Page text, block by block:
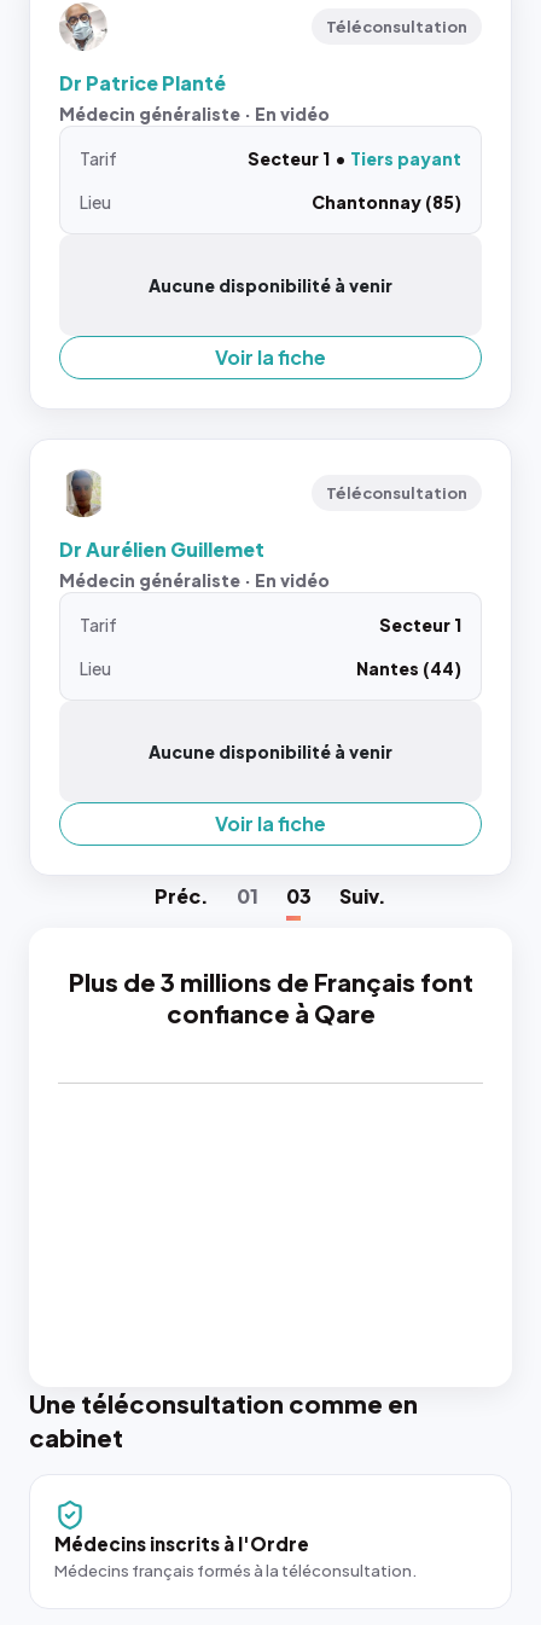
Téléconsultation
Dr Patrice Planté
Médecin généraliste · En vidéo
Tarif Secteur 1
Tiers payant
Lieu
Chantonnay (85)
Aucune disponibilité à venir
Voir la fiche
Téléconsultation
Dr Aurélien Guillemet
Médecin généraliste · En vidéo
Tarif
Secteur 1
Lieu
Nantes (44)
Aucune disponibilité à venir
Voir la fiche
Préc. 01 03 Suiv.
Plus de 3 millions de Français font
confiance à Qare
Une téléconsultation comme en
cabinet
Médecins inscrits à l'Ordre
Médecins français formés à la téléconsultation.